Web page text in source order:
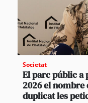
Societat
El parc públic a
2026 el nombre
duplicat les